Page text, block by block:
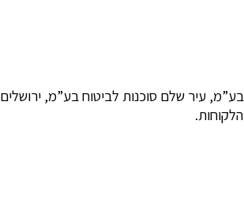
בע”מ, עיר שלם סוכנות לביטוח בע”מ,